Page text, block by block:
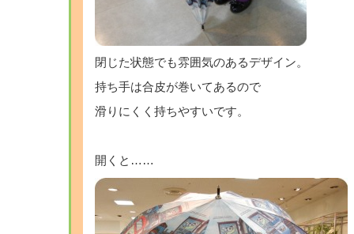
閉じた状態でも雰囲気のあるデザイン。
持ち手は合皮が巻いてあるので
滑りにくく持ちやすいです。
開くと……